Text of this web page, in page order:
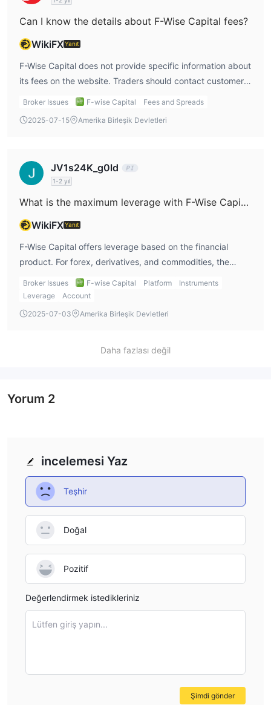
aracılığıyla sofistike ürünler ve hizmetler sunar, ancak lisans
süresiyle ilgili bir sorun bulunmaktadır.
SSS
F-wise Capital güvenli mi?
Hayır. Lisansları aşılmış durumda.
Hayır. Yeni başlayanlar, işlem koşullarına hızlı bir şekilde aşina
olma imkanına sahip değiller.
Hayır.
Can I know the details about F-Wise Capital fees?
WikiFXYanıt
F-Wise Capital does not provide specific information about
its fees on the website. Traders should contact customer
support to get detailed fee structures, including
Broker Issues F-wise Capital
Fees and Spreads
2025-07-15
Amerika Birleşik Devletleri
JV1s24K_g0ld
1-2 yıl
What is the maximum leverage with F-Wise Capital?
WikiFXYanıt
F-Wise Capital offers leverage based on the financial
product. For forex, derivatives, and commodities, the
leverage can go up to 1:1000. However, the leverage for
stock CFDs and other instruments might be lower, such as
1:20.
Broker Issues F-wise Capital Platform
Instruments
Leverage
Account
2025-07-03
Amerika Birleşik Devletleri
Daha fazlası değil
incelemesi Yaz
Teşhir
Doğal
Pozitif
Değerlendirmek istedikleriniz
Lütfen giriş yapın...
Şimdi gönder
Yorum 2